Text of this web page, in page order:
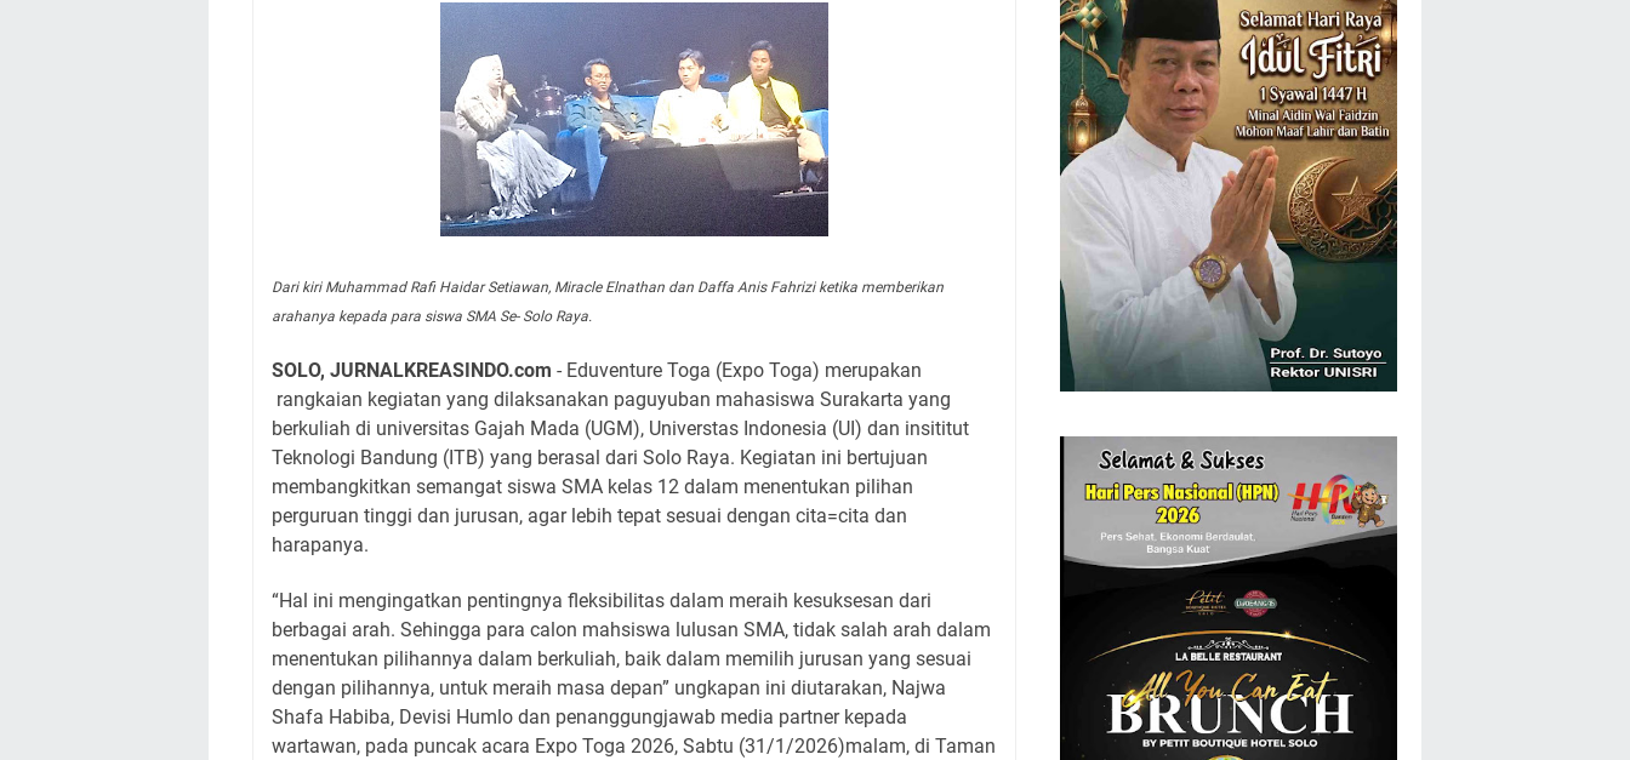
Dari kiri Muhammad Rafi Haidar Setiawan, Miracle Elnathan dan Daffa Anis Fahrizi ketika memberikan
arahanya kepada para siswa SMA Se- Solo Raya.
SOLO, JURNALKREASINDO.com - Eduventure Toga (Expo Toga) merupakan
rangkaian kegiatan yang dilaksanakan paguyuban mahasiswa Surakarta yang
berkuliah di universitas Gajah Mada (UGM), Universtas Indonesia (UI) dan insititut
Teknologi Bandung (ITB) yang berasal dari Solo Raya. Kegiatan ini bertujuan
membangkitkan semangat siswa SMA kelas 12 dalam menentukan pilihan
perguruan tinggi dan jurusan, agar lebih tepat sesuai dengan cita=cita dan
harapanya.
“Hal ini mengingatkan pentingnya fleksibilitas dalam meraih kesuksesan dari
berbagai arah. Sehingga para calon mahsiswa lulusan SMA, tidak salah arah dalam
menentukan pilihannya dalam berkuliah, baik dalam memilih jurusan yang sesuai
dengan pilihannya, untuk meraih masa depan” ungkapan ini diutarakan, Najwa
Shafa Habiba, Devisi Humlo dan penanggungjawab media partner kepada
wartawan, pada puncak acara Expo Toga 2026, Sabtu (31/1/2026)malam, di Taman